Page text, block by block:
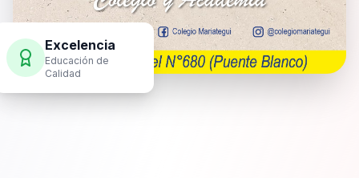
Excelencia
Educación de
Calidad